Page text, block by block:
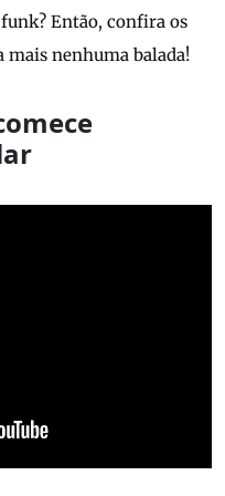
Então, confira os
mais nenhuma balada!